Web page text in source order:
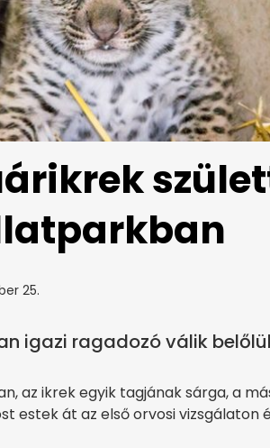
25.
igazi ragadozó válik
az ikrek egyik tagjának sárga, a
estek át az első orvosi vizsgálaton